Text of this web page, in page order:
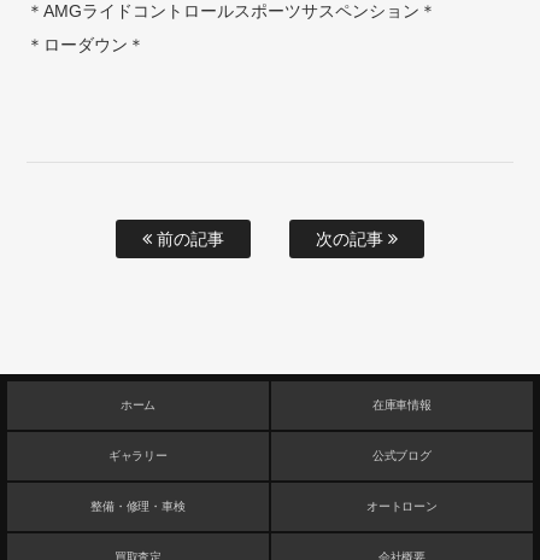
＊AMGライドコントロールスポーツサスペンション＊
＊ローダウン＊
前の記事 次の記事
ホーム 在庫車情報
ギャラリー 公式ブログ
整備・修理・車検 オートローン
買取査定 会社概要